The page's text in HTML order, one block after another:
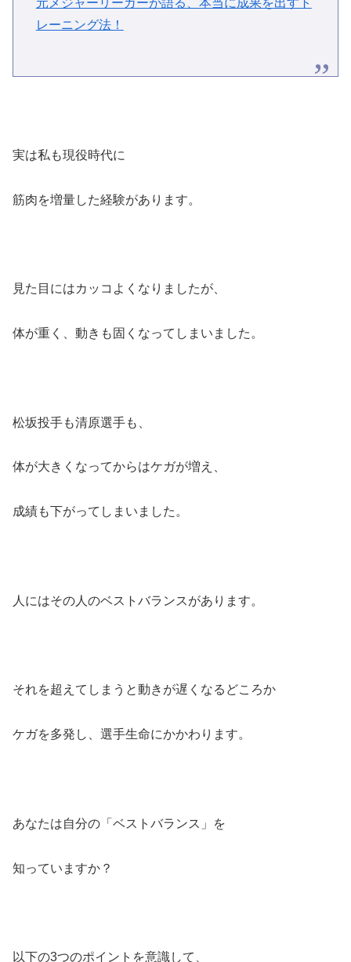
元メジャーリーガーが語る、本当に成果を出すト
レーニング法！
実は私も現役時代に
筋肉を増量した経験があります。
見た目にはカッコよくなりましたが、
体が重く、動きも固くなってしまいました。
松坂投手も清原選手も、
体が大きくなってからはケガが増え、
成績も下がってしまいました。
人にはその人のベストバランスがあります。
それを超えてしまうと動きが遅くなるどころか
ケガを多発し、選手生命にかかわります。
あなたは自分の「ベストバランス」を
知っていますか？
以下の3つのポイントを意識して、